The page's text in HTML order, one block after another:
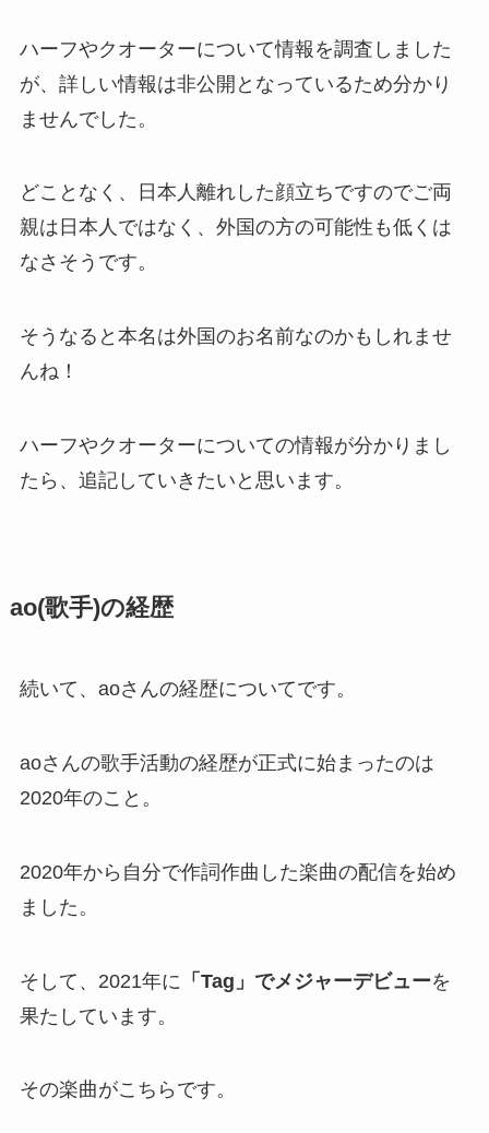
ハーフやクオーターについて情報を調査しました
が、詳しい情報は非公開となっているため分かり
ませんでした。
どことなく、日本人離れした顔立ちですのでご両
親は日本人ではなく、外国の方の可能性も低くは
なさそうです。
そうなると本名は外国のお名前なのかもしれませ
んね！
ハーフやクオーターについての情報が分かりまし
たら、追記していきたいと思います。
ao(歌手)の経歴
続いて、aoさんの経歴についてです。
aoさんの歌手活動の経歴が正式に始まったのは
2020年のこと。
2020年から自分で作詞作曲した楽曲の配信を始め
ました。
そして、2021年に 「Tag」でメジャーデビューを
果たしています。
その楽曲がこちらです。